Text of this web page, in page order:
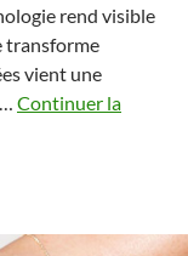
rend visible
transforme
vient une
Continuer la